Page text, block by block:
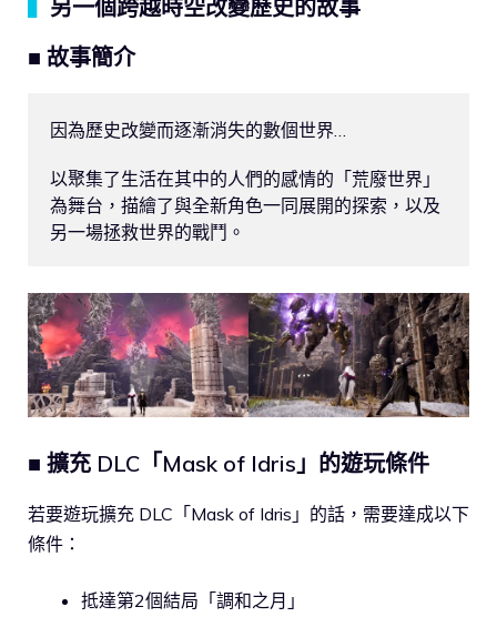
另一個跨越時空改變歷史的故事
■ 故事簡介
因為歷史改變而逐漸消失的數個世界…
以聚集了生活在其中的人們的感情的「荒廢世界」
為舞台，描繪了與全新角色一同展開的探索，以及
另一場拯救世界的戰鬥。
■ 擴充 DLC「Mask of Idris」的遊玩條件
若要遊玩擴充 DLC「Mask of Idris」的話，需要達成以下
條件：
抵達第2個結局「調和之月」